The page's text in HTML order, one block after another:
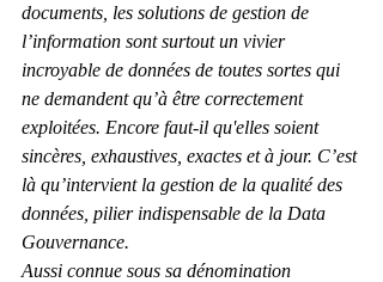
documents, les solutions de gestion de
l’information sont surtout un vivier
incroyable de données de toutes sortes qui
ne demandent qu’à être correctement
exploitées. Encore faut-il qu'elles soient
sincères, exhaustives, exactes et à jour. C’est
là qu’intervient la gestion de la qualité des
données, pilier indispensable de la Data
Gouvernance.
Aussi connue sous sa dénomination